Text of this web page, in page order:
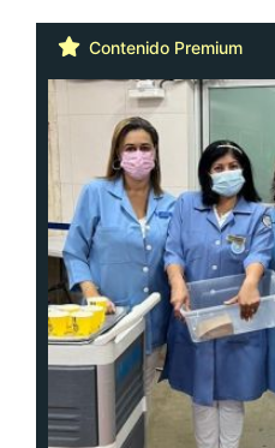
Contenido Premium